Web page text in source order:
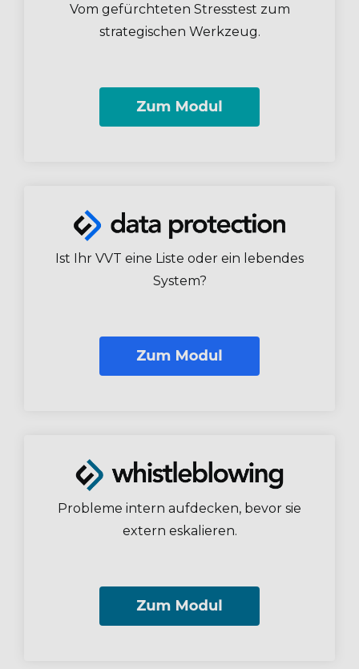
Vom gefürchteten Stresstest zum
strategischen Werkzeug.
Ist Ihr VVT eine Liste oder ein lebendes
System?
Probleme intern aufdecken, bevor sie
extern eskalieren.